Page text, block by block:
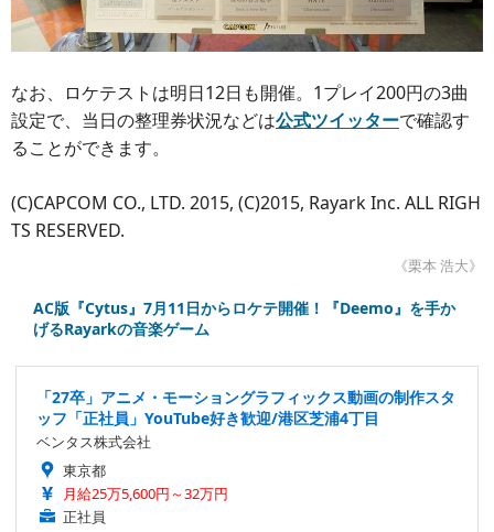
なお、ロケテストは明日12日も開催。1プレイ200円の3曲
設定で、当日の整理券状況などは公式ツイッターで確認す
ることができます。
(C)CAPCOM CO., LTD. 2015, (C)2015, Rayark Inc. ALL RIGH
TS RESERVED.
《栗本 浩大》
AC版『Cytus』7月11日からロケテ開催！『Deemo』を手か
げるRayarkの音楽ゲーム
「27卒」アニメ・モーショングラフィックス動画の制作スタ
ッフ「正社員」YouTube好き歓迎/港区芝浦4丁目
ベンタス株式会社
東京都
月給25万5,600円～32万円
正社員